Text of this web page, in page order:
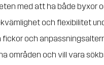
med att ha både byxor
och flexibilitet
fickor och
områden och vill vara